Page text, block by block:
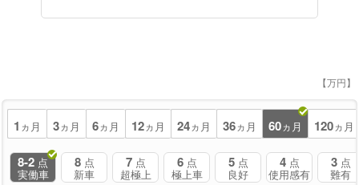
【万円】
1 ヵ月 3ヵ月 6ヵ月 12ヵ月 24ヵ月 36ヵ月 60ヵ月 120ヵ月
8-2 点
実働車
8 点
新車
7 点
超極上
6 点
極上車
5 点
良好
4 点
使用感有
3 点
難有